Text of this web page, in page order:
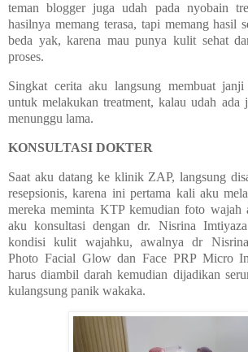
teman blogger juga udah pada nyobain
hasilnya memang terasa, tapi memang hasil
beda yak, karena mau punya kulit sehat
proses.
Singkat cerita aku langsung membuat
untuk melakukan treatment, kalau udah ada
menunggu lama.
KONSULTASI DOKTER
Saat aku datang ke klinik ZAP, langsung
resepsionis, karena ini pertama kali aku
mereka meminta KTP kemudian foto wajah
aku konsultasi dengandr. Nisrina
kondisi kulit wajahku, awalnya dr Nisrina
Photo Facial Glow dan Face PRP Micro
harus diambil darah kemudian dijadikan
kulangsung panik wakaka.